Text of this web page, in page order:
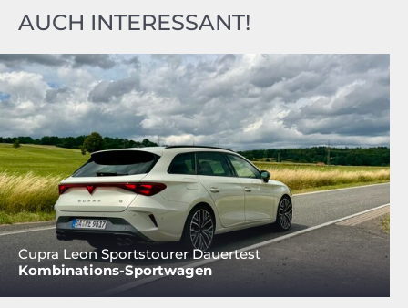
AUCH INTERESSANT!
Cupra Leon Sportstourer Dauertest
Kombinations-Sportwagen